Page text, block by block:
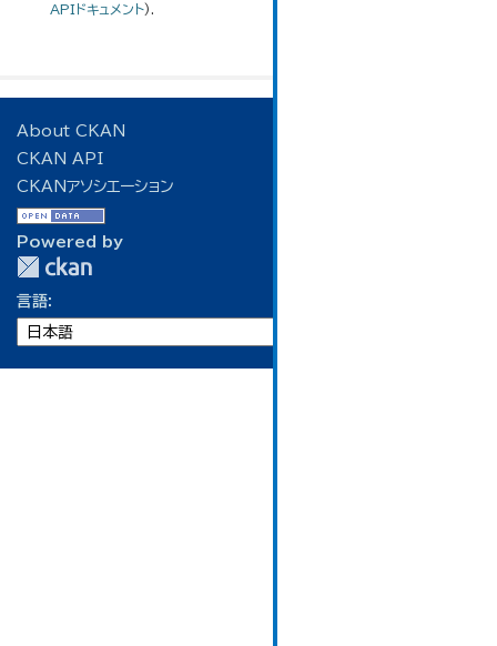
APIドキュメント).
About CKAN
CKAN API
CKANアソシエーション
Powered by
言語